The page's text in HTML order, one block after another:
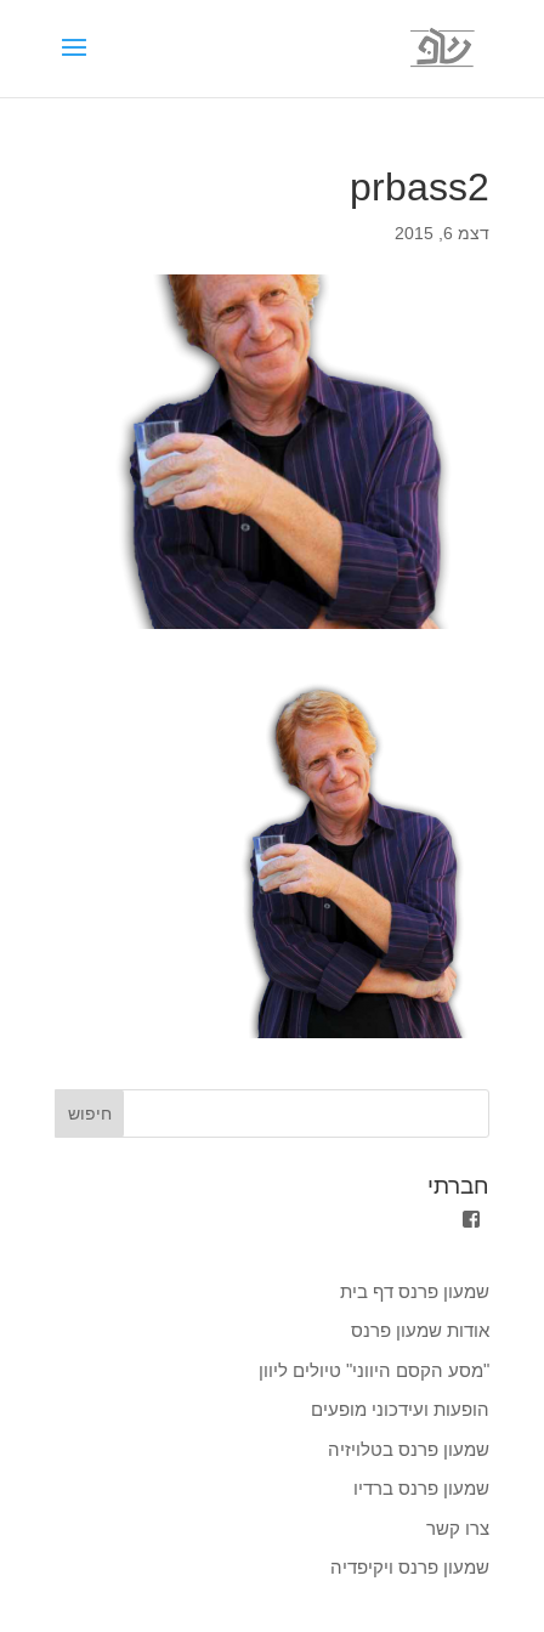
prbass2
דצמ 6, 2015
חברתי
fref=ts
Facebook
שמעון פרנס דף בית
אודות שמעון פרנס
"מסע הקסם היווני" טיולים ליוון
הופעות ועידכוני מופעים
שמעון פרנס בטלויזיה
שמעון פרנס ברדיו
צרו קשר
שמעון פרנס ויקיפדיה